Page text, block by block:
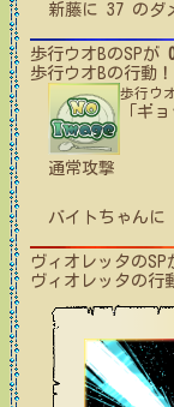
新藤に 37 のダ
歩行ウオBのSPが
歩行ウオBの行動！
歩行ウ
「ギ
通常攻撃
バイトちゃん に
ヴィオレッタのSP
ヴィオレッタの行